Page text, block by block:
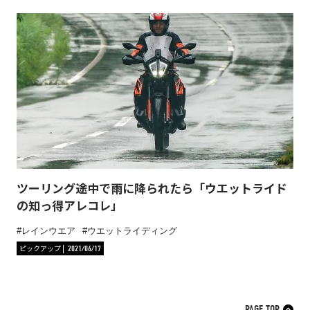
ツーリング途中で雨に降られたら「ウエットライド
の知っ得アレコレ」
レインウエア
ウエットライディング
ピックアップ
2021/06/17